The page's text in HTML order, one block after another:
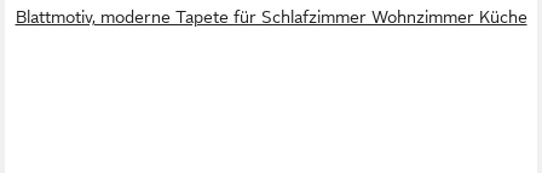
Blattmotiv, moderne Tapete für Schlafzimmer Wohnzimmer Küche